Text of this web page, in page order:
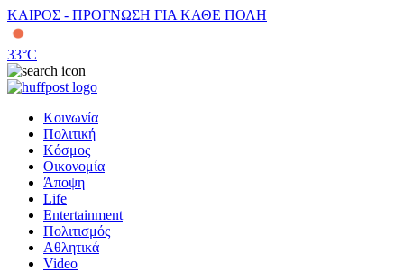
ΚΑΙΡΟΣ - ΠΡΟΓΝΩΣΗ ΓΙΑ ΚΑΘΕ ΠΟΛΗ
33°C
Κοινωνία
Πολιτική
Κόσμος
Οικονομία
Άποψη
Life
Entertainment
Πολιτισμός
Αθλητικά
Video